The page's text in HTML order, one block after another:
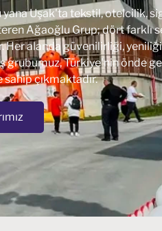
Uşak'ta tekstil, otelcilik,
Ağaoğlu Grup; dört farklı
Her alanda güvenilirliği,
grubumuz, Türkiye'nin önde
çıkmaktadır.